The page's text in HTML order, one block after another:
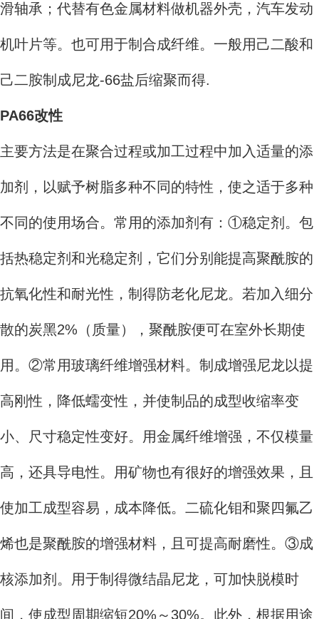
滑轴承；代替有色金属材料做机器外壳，汽车发动
机叶片等。也可用于制合成纤维。一般用己二酸和
己二胺制成尼龙-66盐后缩聚而得.
PA66改性
主要方法是在聚合过程或加工过程中加入适量的添
加剂，以赋予树脂多种不同的特性，使之适于多种
不同的使用场合。常用的添加剂有：①稳定剂。包
括热稳定剂和光稳定剂，它们分别能提高聚酰胺的
抗氧化性和耐光性，制得防老化尼龙。若加入细分
散的炭黑2%（质量），聚酰胺便可在室外长期使
用。②常用玻璃纤维增强材料。制成增强尼龙以提
高刚性，降低蠕变性，并使制品的成型收缩率变
小、尺寸稳定性变好。用金属纤维增强，不仅模量
高，还具导电性。用矿物也有很好的增强效果，且
使加工成型容易，成本降低。二硫化钼和聚四氟乙
烯也是聚酰胺的增强材料，且可提高耐磨性。③成
核添加剂。用于制得微结晶尼龙，可加快脱模时
间，使成型周期缩短20%～30%。此外，根据用途